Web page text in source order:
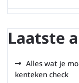
Laatste
Alles wat je
kenteken check